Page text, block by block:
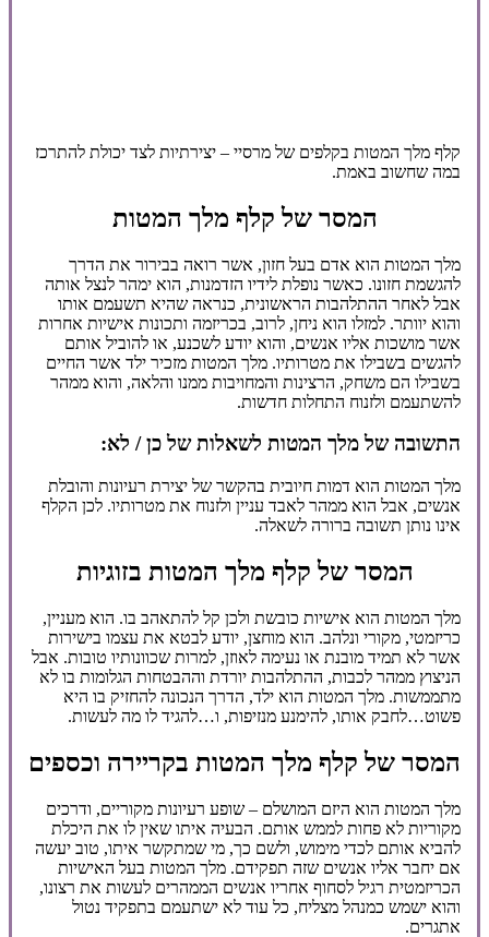
קלף מלך המטות בקלפים של מרסיי – יצירתיות לצד יכולת להתרכז
במה שחשוב באמת.
המסר של קלף מלך המטות
מלך המטות הוא אדם בעל חזון, אשר רואה בבירור את הדרך
להגשמת חזונו. כאשר נופלת לידיו הזדמנות, הוא ימהר לנצל אותה
אבל לאחר ההתלהבות הראשונית, כנראה שהיא תשעמם אותו
והוא יוותר. למזלו הוא ניחן, לרוב, בכריזמה ותכונות אישיות אחרות
אשר מושכות אליו אנשים, והוא יודע לשכנע, או להוביל אותם
להגשים בשבילו את מטרותיו. מלך המטות מזכיר ילד אשר החיים
בשבילו הם משחק, הרצינות והמחויבות ממנו והלאה, והוא ממהר
להשתעמם ולזנוח התחלות חדשות.
התשובה של מלך המטות לשאלות של כן / לא:
מלך המטות הוא דמות חיובית בהקשר של יצירת רעיונות והובלת
אנשים, אבל הוא ממהר לאבד עניין ולזנוח את מטרותיו. לכן הקלף
אינו נותן תשובה ברורה לשאלה.
המסר של קלף מלך המטות בזוגיות
מלך המטות הוא אישיות כובשת ולכן קל להתאהב בו. הוא מעניין,
כריזמטי, מקורי ונלהב. הוא מוחצן, יודע לבטא את עצמו בישירות
אשר לא תמיד מובנת או נעימה לאוזן, למרות שכוונותיו טובות. אבל
הניצוץ ממהר לכבות, ההתלהבות יורדת וההבטחות הגלומות בו לא
מתממשות. מלך המטות הוא ילד, הדרך הנכונה להחזיק בו היא
פשוט…לחבק אותו, להימנע מנזיפות, ו…להגיד לו מה לעשות.
המסר של קלף מלך המטות בקריירה וכספים
מלך המטות הוא היזם המושלם – שופע רעיונות מקוריים, ודרכים
מקוריות לא פחות לממש אותם. הבעיה איתו שאין לו את היכלת
להביא אותם לכדי מימוש, ולשם כך, מי שמתקשר איתו, טוב יעשה
אם יחבר אליו אנשים שזה תפקידם. מלך המטות בעל האישיות
הכריזמטית רגיל לסחוף אחריו אנשים הממהרים לעשות את רצונו,
והוא ישמש כמנהל מצליח, כל עוד לא ישתעמם בתפקיד נטול
אתגרים.